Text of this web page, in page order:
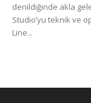
denildiğinde akla
Studio’yu teknik ve
Line...